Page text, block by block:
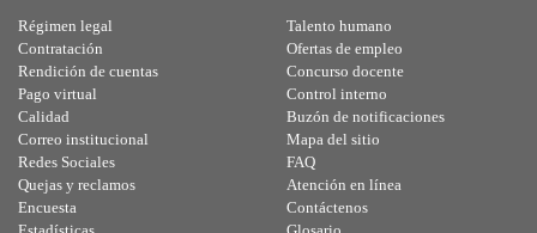
Régimen legal
Contratación
Rendición de cuentas
Pago virtual
Calidad
Talento humano
Ofertas de empleo
Concurso docente
Control interno
Buzón de notificaciones
Correo institucional
Redes Sociales
Quejas y reclamos
Encuesta
Mapa del sitio
FAQ
Atención en línea
Contáctenos